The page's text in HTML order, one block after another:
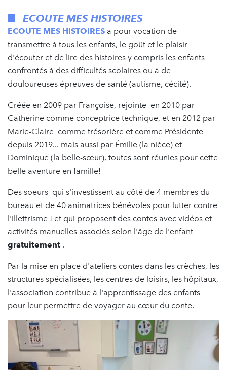
ECOUTE MES HISTOIRES
ECOUTE MES HISTOIRES a pour vocation de
transmettre à tous les enfants, le goût et le plaisir
d'écouter et de lire des histoires y compris les enfants
confrontés à des difficultés scolaires ou à de
douloureuses épreuves de santé (autisme, cécité).
Créée en 2009 par Françoise, rejointe en 2010 par
Catherine comme conceptrice technique, et en 2012 par
Marie-Claire comme trésorière et comme Présidente
depuis 2019... mais aussi par Émilie (la nièce) et
Dominique (la belle-sœur), toutes sont réunies pour cette
belle aventure en famille!
Des soeurs qui s'investissent au côté de 4 membres du
bureau et de 40 animatrices bénévoles pour lutter contre
l'illettrisme ! et qui proposent des contes avec vidéos et
activités manuelles associés selon l'âge de l'enfant
gratuitement .
Par la mise en place d'ateliers contes dans les crèches, les
structures spécialisées, les centres de loisirs, les hôpitaux,
l'association contribue à l'apprentissage des enfants
pour leur permettre de voyager au cœur du conte.